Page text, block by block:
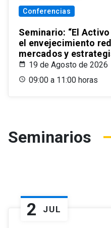
Conferencias
Seminario: “El
el envejecimiento
mercados y
19 de Agosto de 2026
09:00 a 11:00 horas
Seminarios
2 JUL